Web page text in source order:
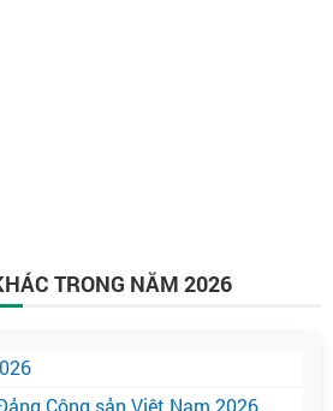
TRONG NĂM 2026
Cộng sản Việt Nam 2026